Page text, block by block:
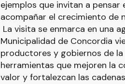
ejemplos que invitan a
acompañar el crecimiento de
La visita se enmarca en una
Municipalidad de Concordia
productores y gobiernos de
herramientas que mejoren la
valor y fortalezcan las